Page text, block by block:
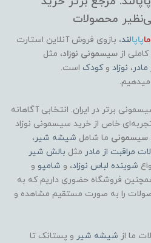
محصولات
پاپالند، بازوی فروش آنلاین استارت
از سیسمونی نوزاد، مثل
مادر، نوزاد وکودک است.
برتر در ایران. انتخابی آگاهانه
خاص از خرید سیسمونی نوزاد
سیسمونی ما شامل شیشه شیر،
مراقبت از مادر مثل بالش شیر
شوینده لباس نوزاد، و شامپو و
فروشگاه حضوری داریم که به
را به صورت مستقیم مشاهده و
ما از شیشه شیر و پستانک تا